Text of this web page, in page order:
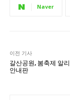
Naver
이전 기사
갈산공원, 봄축제 알
안내판